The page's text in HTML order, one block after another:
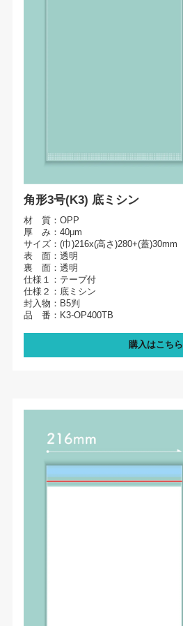
角形3号(K3) 底ミシン
材 質：OPP
厚 み：40μm
サイズ：(巾)216x(高さ)280+(蓋)30mm
表 面：透明
裏 面：透明
仕様１：テープ付
仕様２：底ミシン
封入物：B5判
品 番：K3-OP400TB
購入はこちら